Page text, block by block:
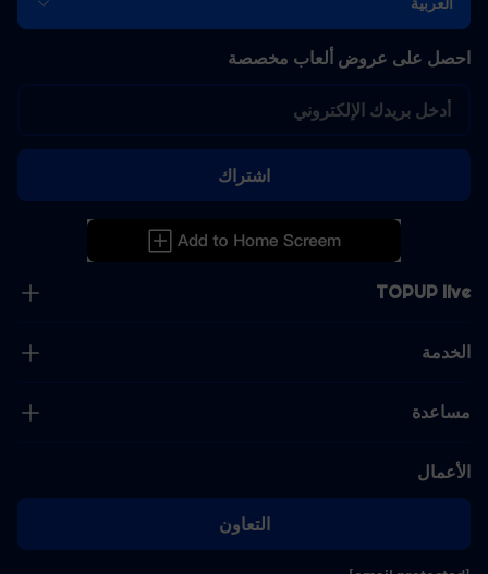
TOPUP live
الخدمة
مساعدة
الأعمال
التعاون
احصل على عروض ألعاب مخصصة
اشتراك